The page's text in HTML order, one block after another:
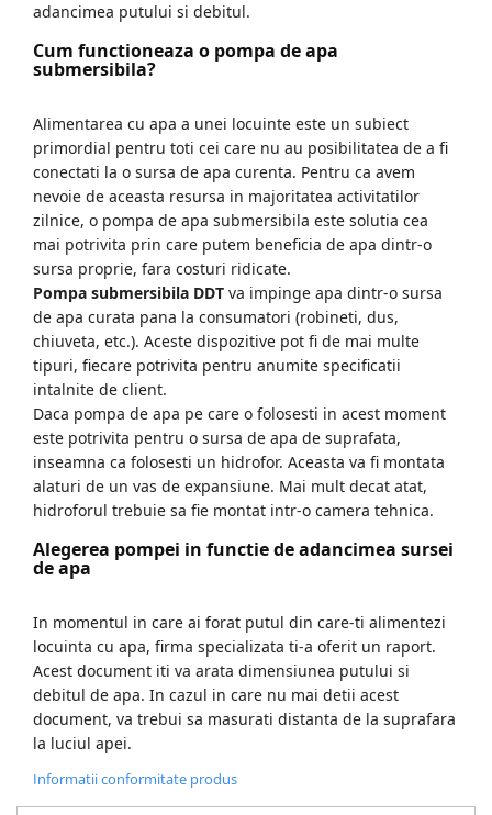
adancimea putului si debitul.
Cum functioneaza o pompa de apa
submersibila?
Alimentarea cu apa a unei locuinte este un subiect
primordial pentru toti cei care nu au posibilitatea de a fi
conectati la o sursa de apa curenta. Pentru ca avem
nevoie de aceasta resursa in majoritatea activitatilor
zilnice, o pompa de apa submersibila este solutia cea
mai potrivita prin care putem beneficia de apa dintr-o
sursa proprie, fara costuri ridicate.
Pompa submersibila DDT va impinge apa dintr-o sursa
de apa curata pana la consumatori (robineti, dus,
chiuveta, etc.). Aceste dispozitive pot fi de mai multe
tipuri, fiecare potrivita pentru anumite specificatii
intalnite de client.
Daca pompa de apa pe care o folosesti in acest moment
este potrivita pentru o sursa de apa de suprafata,
inseamna ca folosesti un hidrofor. Aceasta va fi montata
alaturi de un vas de expansiune. Mai mult decat atat,
hidroforul trebuie sa fie montat intr-o camera tehnica.
Alegerea pompei in functie de adancimea sursei
de apa
In momentul in care ai forat putul din care-ti alimentezi
locuinta cu apa, firma specializata ti-a oferit un raport.
Acest document iti va arata dimensiunea putului si
debitul de apa. In cazul in care nu mai detii acest
document, va trebui sa masurati distanta de la suprafara
la luciul apei.
Informatii conformitate produs